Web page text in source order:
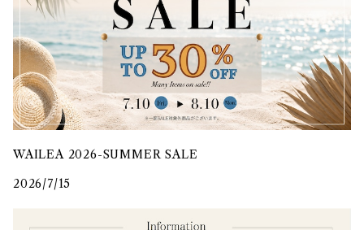
WAILEA 2026-SUMMER SALE
2026/7/15